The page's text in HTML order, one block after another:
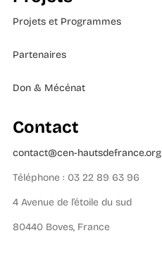
Projets et Programmes
Partenaires
Don & Mécénat
Contact
contact@cen-hautsdefrance.org
Téléphone : 03 22 89 63 96
4 Avenue de l’étoile du sud
80440 Boves, France